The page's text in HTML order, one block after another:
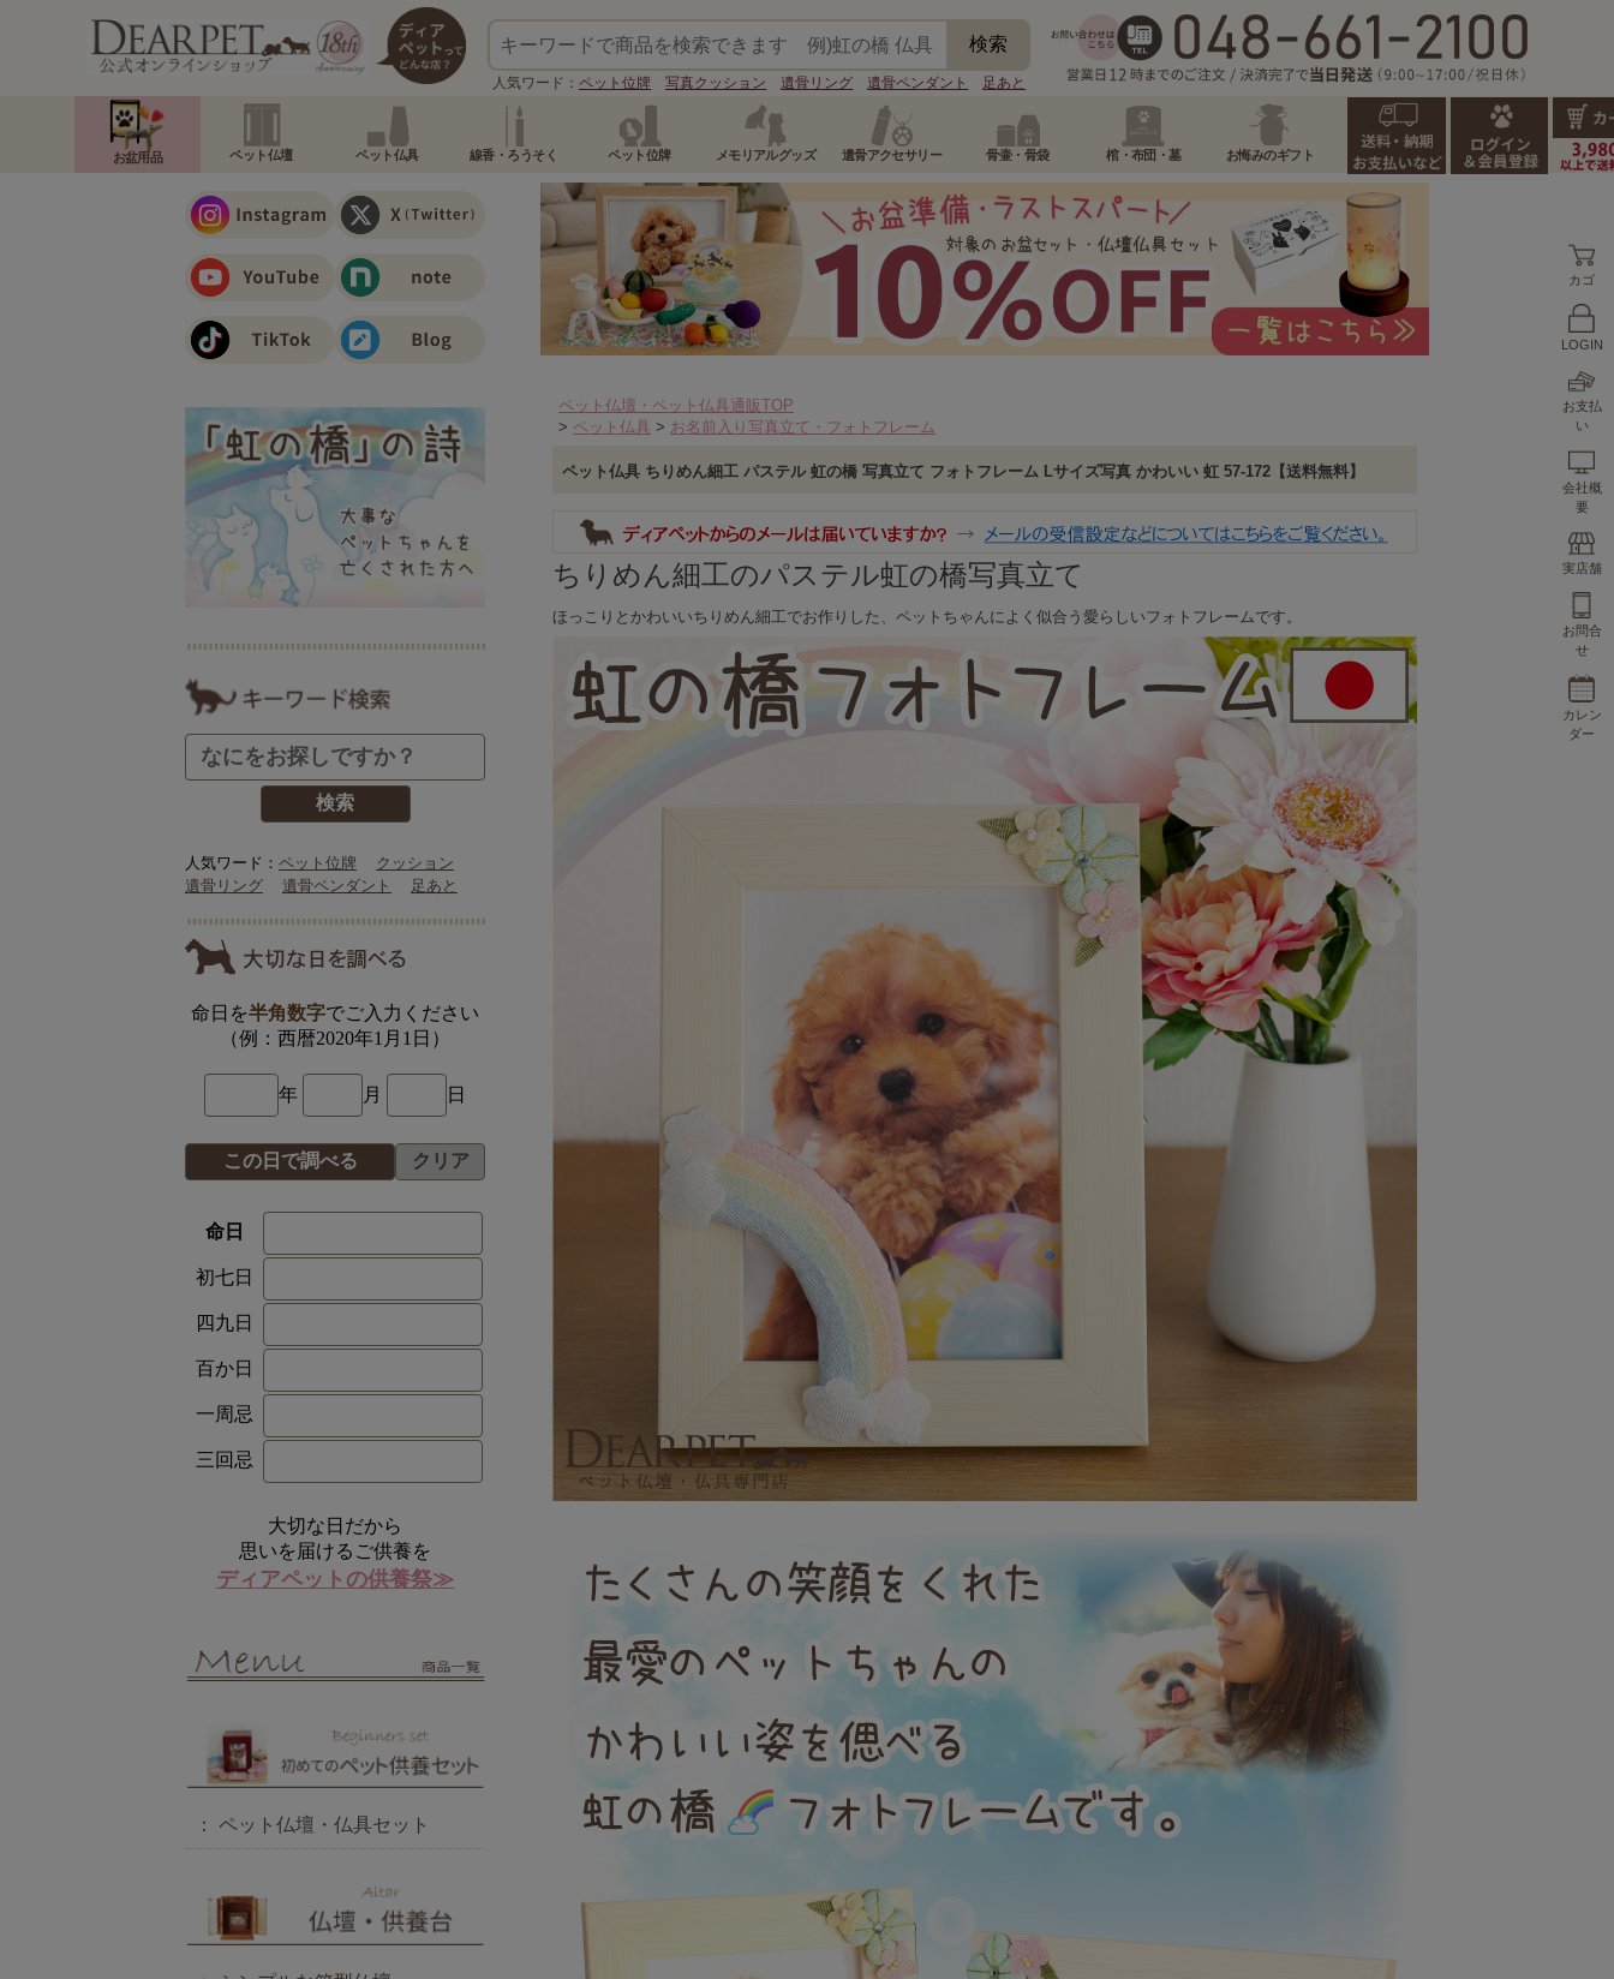
人気ワード：ペット位牌 写真クッション 遺骨リング 遺骨ペンダント 足あと
お盆用品 ペット仏壇 ペット仏具 線香・ろうそく ペット位牌 メモリアルグッズ 遺骨アクセサリー 骨壷・骨袋 棺・布団・墓 お悔みのギフト
カゴ
LOGIN
お支払
い
会社概
要
実店舗
お問合
せ
カレン
ダー
ペット仏壇・ペット仏具通販TOP
> ペット仏具 > お名前入り写真立て・フォトフレーム
ペット仏具 ちりめん細工 パステル 虹の橋 写真立て フォトフレーム Lサイズ写真 かわいい 虹 57-172【送料無料】
ちりめん細工のパステル虹の橋写真立て
ほっこりとかわいいちりめん細工でお作りした、ペットちゃんによく似合う愛らしいフォトフレームです。